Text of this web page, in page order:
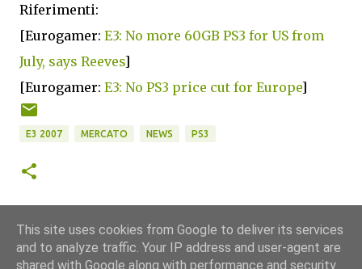
Riferimenti:
[Eurogamer: E3: No more 60GB PS3 for US from
July, says Reeves]
[Eurogamer: E3: No PS3 price cut for Europe]
E3 2007 MERCATO NEWS PS3
This site uses cookies from Google to deliver its services
and to analyze traffic. Your IP address and user-agent are
shared with Google along with performance and security